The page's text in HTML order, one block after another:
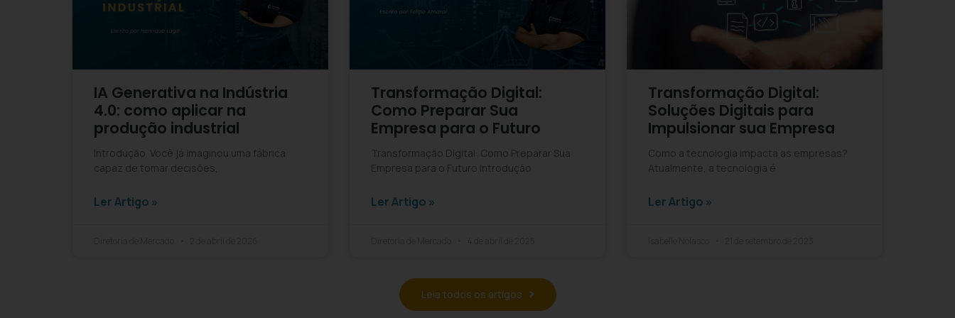
IA Generativa na Indústria
4.0: como aplicar na
produção industrial
Introdução Você já imaginou uma fábrica
capaz de tomar decisões,
Ler Artigo »
Transformação Digital:
Como Preparar Sua
Empresa para o Futuro
Transformação Digital: Como Preparar Sua
Empresa para o Futuro Introdução
Ler Artigo »
Transformação Digital:
Soluções Digitais para
Impulsionar sua Empresa
Como a tecnologia impacta as empresas?
Atualmente, a tecnologia é
Ler Artigo »
Leia todos os artigos